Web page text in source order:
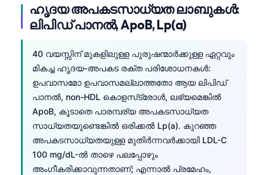
ഹൃദയ അപകടസാധ്യത ലാബുകൾ:
ലിപിഡ് പാനൽ, ApoB, Lp(a)
40 വയസ്സിന് മുകളിലുള്ള പുരുഷന്മാർക്കുള്ള ഏറ്റവും
മികച്ച ഹൃദയ-അപകട രക്ത പരിശോധനകൾ:
ഉപവാസമോ ഉപവാസമല്ലാത്തതോ ആയ ലിപിഡ്
പാനൽ, non-HDL കൊളസ്‌ട്രോൾ, ലഭ്യമെങ്കിൽ
ApoB, കൂടാതെ പാരമ്പര്യ അപകടസാധ്യത
സാധ്യതയുണ്ടെങ്കിൽ ഒരിക്കൽ Lp(a). കുറഞ്ഞ
അപകടസാധ്യതയുള്ള മുതിർന്നവർക്കായി LDL-C
100 mg/dL-ൽ താഴെ പലപ്പോഴും
അംഗീകരിക്കാവുന്നതാണ്; എന്നാൽ പ്രമേഹം,